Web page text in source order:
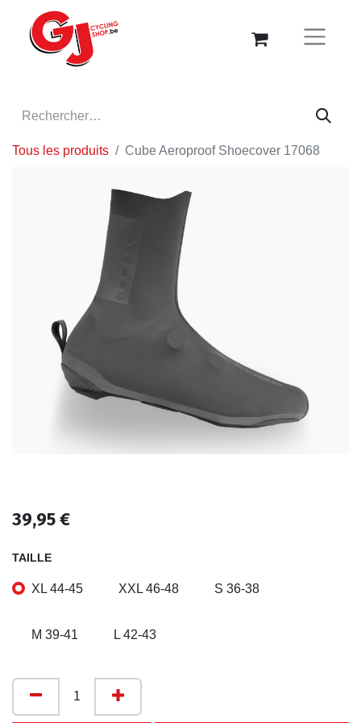
Tous les produits Cube Aeroproof Shoecover 17068
39,95€
TAILLE
XL 44-45 XXL 46-48 S 36-38
M 39-41 L 42-43